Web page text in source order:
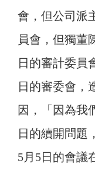
會，但公司派
員會，但獨董
日的審計委員
日的審委會，
因，「因為我
日的續開問題
5月5日的會議